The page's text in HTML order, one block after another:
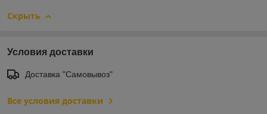
Скрыть
Условия доставки
Доставка "Самовывоз"
Все условия доставки